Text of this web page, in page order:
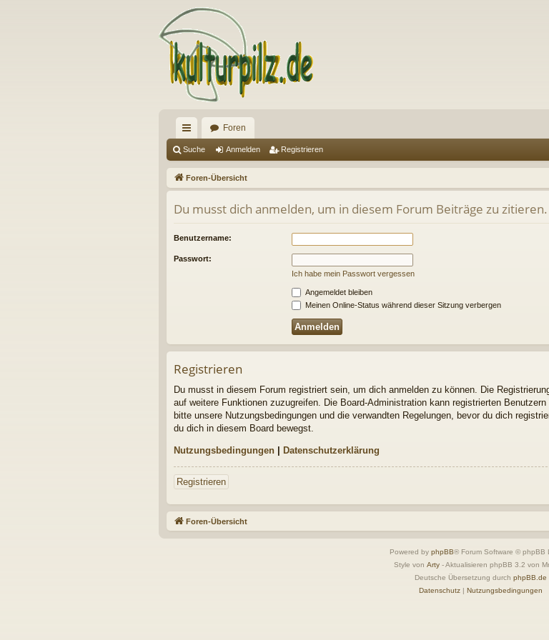
ch
ne
llz
ug
riff
Foren
Suche Anmelden Registrieren
Foren-Übersicht
Du musst dich anmelden, um in diesem Forum Beiträge zu zitieren.
Benutzername:
Passwort:
Ich habe mein Passwort vergessen
Angemeldet bleiben
Meinen Online-Status während dieser Sitzung verbergen
Registrieren
Du musst in diesem Forum registriert sein, um dich anmelden zu können. Die
auf weitere Funktionen zuzugreifen. Die Board-Administration kann registrierten
bitte unsere Nutzungsbedingungen und die verwandten Regelungen, bevor du dich
du dich in diesem Board bewegst.
Nutzungsbedingungen | Datenschutzerklärung
Registrieren
Foren-Übersicht
Powered by phpBB® Forum Software © phpBB
Style von Arty- Aktualisieren phpBB 3.2 von
Deutsche Übersetzung durch phpBB.de
Datenschutz| Nutzungsbedingungen